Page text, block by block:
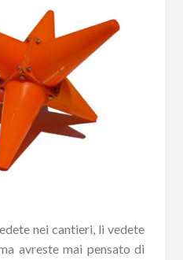
nei cantieri, li vedete
avreste mai pensato di